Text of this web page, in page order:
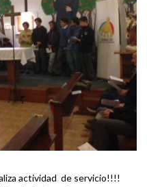
actividad de servicio!!!!